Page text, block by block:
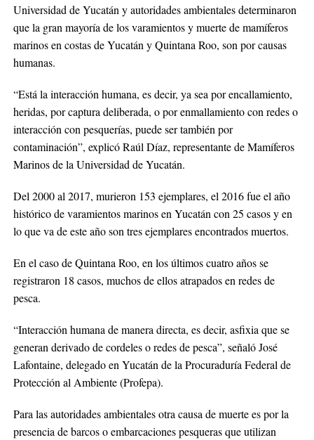
Universidad de Yucatán y autoridades ambientales determinaron
que la gran mayoría de los varamientos y muerte de mamíferos
marinos en costas de Yucatán y Quintana Roo, son por causas
humanas.
“Está la interacción humana, es decir, ya sea por encallamiento,
heridas, por captura deliberada, o por enmallamiento con redes o
interacción con pesquerías, puede ser también por
contaminación”, explicó Raúl Díaz, representante de Mamíferos
Marinos de la Universidad de Yucatán.
Del 2000 al 2017, murieron 153 ejemplares, el 2016 fue el año
histórico de varamientos marinos en Yucatán con 25 casos y en
lo que va de este año son tres ejemplares encontrados muertos.
En el caso de Quintana Roo, en los últimos cuatro años se
registraron 18 casos, muchos de ellos atrapados en redes de
pesca.
“Interacción humana de manera directa, es decir, asfixia que se
generan derivado de cordeles o redes de pesca”, señaló José
Lafontaine, delegado en Yucatán de la Procuraduría Federal de
Protección al Ambiente (Profepa).
Para las autoridades ambientales otra causa de muerte es por la
presencia de barcos o embarcaciones pesqueras que utilizan